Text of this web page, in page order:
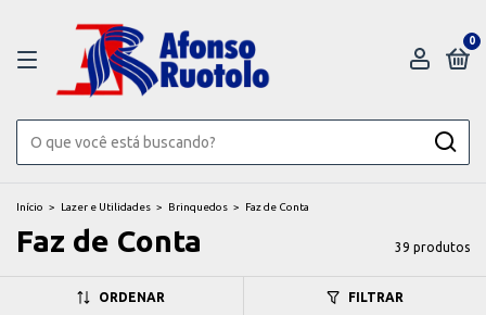
0
Início > Lazer e Utilidades > Brinquedos > Faz de Conta
Faz de Conta 39 produtos
ORDENAR FILTRAR